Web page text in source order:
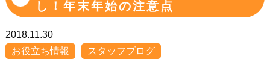
し！年末年始の注意点
2018.11.30
お役立ち情報
スタッフブログ